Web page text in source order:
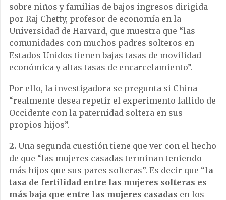
sobre niños y familias de bajos ingresos dirigida
por Raj Chetty, profesor de economía en la
Universidad de Harvard, que muestra que “las
comunidades con muchos padres solteros en
Estados Unidos tienen bajas tasas de movilidad
económica y altas tasas de encarcelamiento”.
Por ello, la investigadora se pregunta si China
“realmente desea repetir el experimento fallido de
Occidente con la paternidad soltera en sus
propios hijos”.
2. Una segunda cuestión tiene que ver con el hecho
de que “las mujeres casadas terminan teniendo
más hijos que sus pares solteras”. Es decir que “la
tasa de fertilidad entre las mujeres solteras es
más baja que entre las mujeres casadas en los